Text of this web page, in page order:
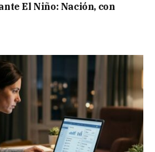
El Niño: Nación, con